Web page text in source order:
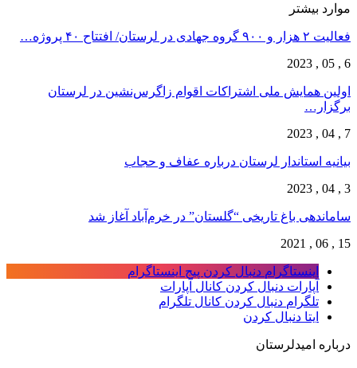
موارد بیشتر
فعالیت ۲ هزار و ۹۰۰ گروه جهادی در لرستان/ افتتاح ۴۰ پروژه…
6 , 05 , 2023
اولین همایش ملی اشتراکات اقوام زاگرس‌نشین در لرستان
برگزار…
7 , 04 , 2023
بیانیه استاندار لرستان درباره عفاف و حجاب
3 , 04 , 2023
ساماندهی باغ تاریخی “گلستان” در خرم‌آباد آغاز شد
15 , 06 , 2021
اینستاگرام دنبال کردن پیج اینستاگرام
آپارات دنبال کردن کانال آپارات
تلگرام دنبال کردن کانال تلگرام
ایتا دنبال کردن
درباره امیدلرستان